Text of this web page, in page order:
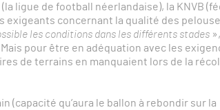
ligue de football néerlandaise), la KNVB
concernant la qualité des
les conditions dans les différents stades
. Mais pour être en adéquation avec les
de terrains en manquaient lors de la
(capacité qu’aura le ballon à rebondir sur la